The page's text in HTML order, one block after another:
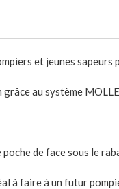
et jeunes sapeurs
au système
de face sous le
à faire à un futur